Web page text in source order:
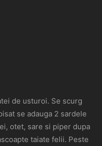
de usturoi. Se scurg
se adauga 2 sardele
otet, sare si piper dupa
taiate felii. Peste